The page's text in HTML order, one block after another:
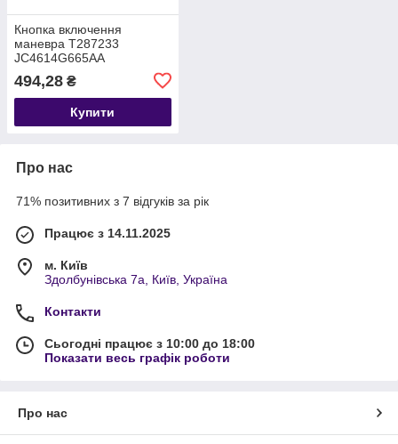
Кнопка включення
маневра T287233
JC4614G665AA
494,28 ₴
Купити
Про нас
71% позитивних з 7 відгуків за рік
Працює з 14.11.2025
м. Київ
Здолбунівська 7а, Київ, Україна
Контакти
Сьогодні працює з 10:00 до 18:00
Показати весь графік роботи
Про нас